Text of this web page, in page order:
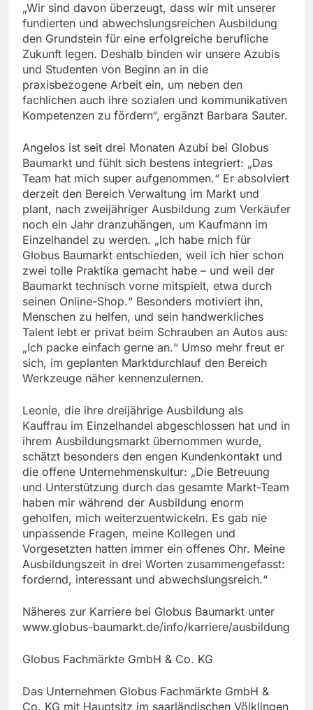
„Wir sind davon überzeugt, dass wir mit unserer
fundierten und abwechslungsreichen Ausbildung
den Grundstein für eine erfolgreiche berufliche
Zukunft legen. Deshalb binden wir unsere Azubis
und Studenten von Beginn an in die
praxisbezogene Arbeit ein, um neben den
fachlichen auch ihre sozialen und kommunikativen
Kompetenzen zu fördern“, ergänzt Barbara Sauter.
Angelos ist seit drei Monaten Azubi bei Globus
Baumarkt und fühlt sich bestens integriert: „Das
Team hat mich super aufgenommen.“ Er absolviert
derzeit den Bereich Verwaltung im Markt und
plant, nach zweijähriger Ausbildung zum Verkäufer
noch ein Jahr dranzuhängen, um Kaufmann im
Einzelhandel zu werden. „Ich habe mich für
Globus Baumarkt entschieden, weil ich hier schon
zwei tolle Praktika gemacht habe – und weil der
Baumarkt technisch vorne mitspielt, etwa durch
seinen Online-Shop.“ Besonders motiviert ihn,
Menschen zu helfen, und sein handwerkliches
Talent lebt er privat beim Schrauben an Autos aus:
„Ich packe einfach gerne an.“ Umso mehr freut er
sich, im geplanten Marktdurchlauf den Bereich
Werkzeuge näher kennenzulernen.
Leonie, die ihre dreijährige Ausbildung als
Kauffrau im Einzelhandel abgeschlossen hat und in
ihrem Ausbildungsmarkt übernommen wurde,
schätzt besonders den engen Kundenkontakt und
die offene Unternehmenskultur: „Die Betreuung
und Unterstützung durch das gesamte Markt-Team
haben mir während der Ausbildung enorm
geholfen, mich weiterzuentwickeln. Es gab nie
unpassende Fragen, meine Kollegen und
Vorgesetzten hatten immer ein offenes Ohr. Meine
Ausbildungszeit in drei Worten zusammengefasst:
fordernd, interessant und abwechslungsreich.“
Näheres zur Karriere bei Globus Baumarkt unter
www.globus-baumarkt.de/info/karriere/ausbildung
Globus Fachmärkte GmbH & Co. KG
Das Unternehmen Globus Fachmärkte GmbH &
Co. KG mit Hauptsitz im saarländischen Völklingen